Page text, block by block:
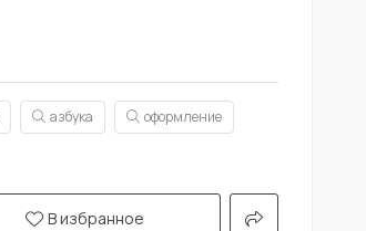
азбука оформление
В избранное